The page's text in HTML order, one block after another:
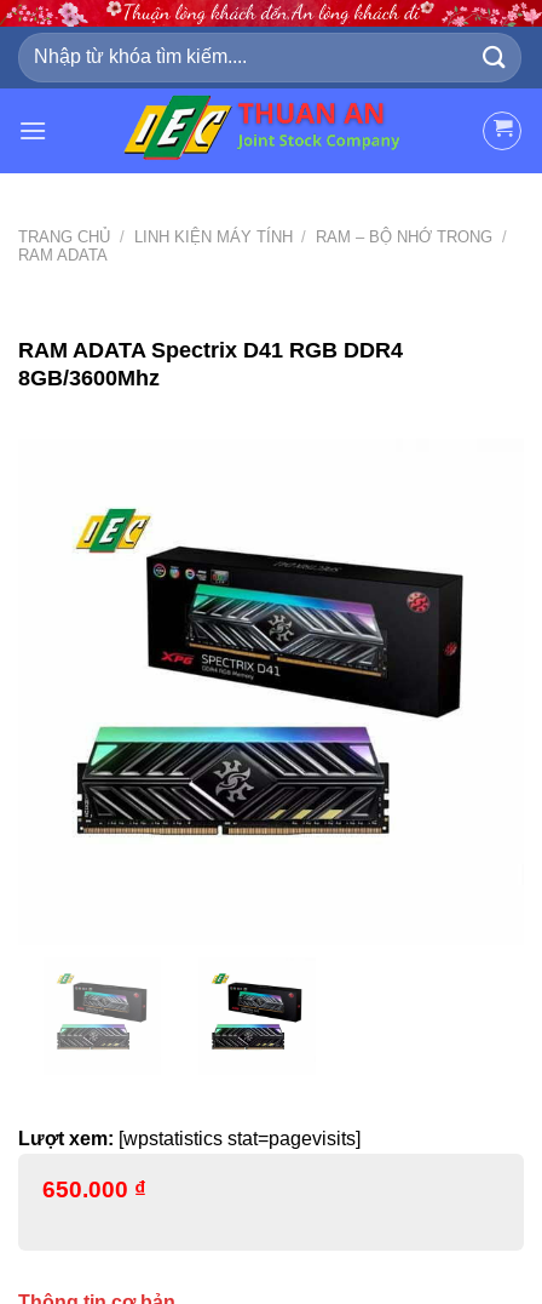
Skip
content
Tìm
kiếm:
TRANG CHỦ / LINH KIỆN MÁY TÍNH / RAM – BỘ NHỚ TRONG
/
RAM ADATA
RAM ADATA Spectrix D41 RGB DDR4
8GB/3600Mhz
Lượt xem: [wpstatistics stat=pagevisits]
650.000 ₫